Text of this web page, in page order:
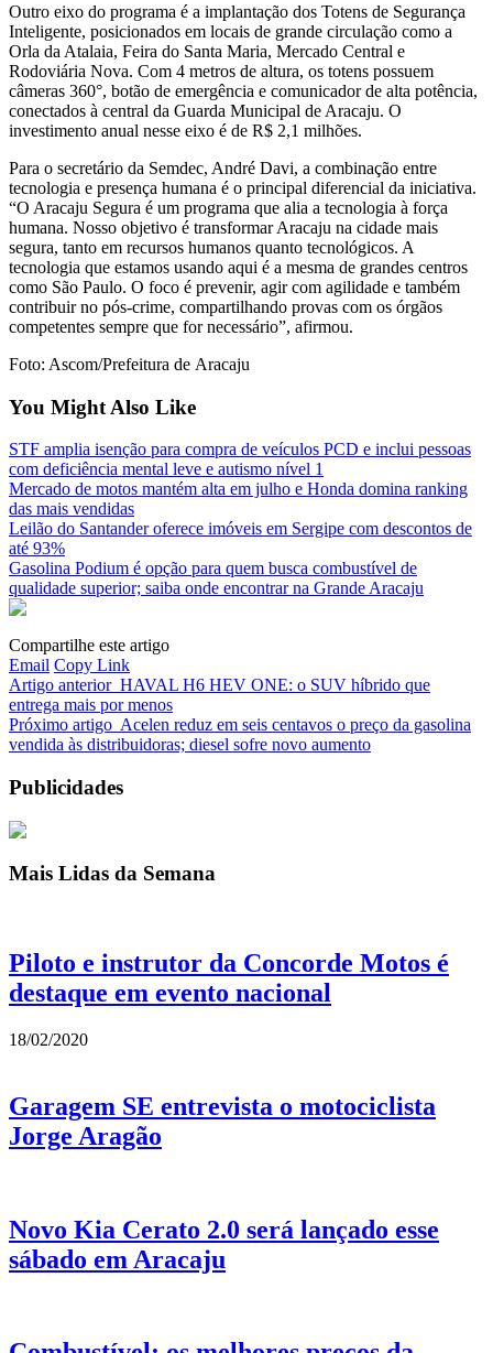
Outro eixo do programa é a implantação dos Totens de Segurança
Inteligente, posicionados em locais de grande circulação como a
Orla da Atalaia, Feira do Santa Maria, Mercado Central e
Rodoviária Nova. Com 4 metros de altura, os totens possuem
câmeras 360°, botão de emergência e comunicador de alta potência,
conectados à central da Guarda Municipal de Aracaju. O
investimento anual nesse eixo é de R$ 2,1 milhões.
Para o secretário da Semdec, André Davi, a combinação entre
tecnologia e presença humana é o principal diferencial da iniciativa.
“O Aracaju Segura é um programa que alia a tecnologia à força
humana. Nosso objetivo é transformar Aracaju na cidade mais
segura, tanto em recursos humanos quanto tecnológicos. A
tecnologia que estamos usando aqui é a mesma de grandes centros
como São Paulo. O foco é prevenir, agir com agilidade e também
contribuir no pós-crime, compartilhando provas com os órgãos
competentes sempre que for necessário”, afirmou.
Foto: Ascom/Prefeitura de Aracaju
You Might Also Like
STF amplia isenção para compra de veículos PCD e inclui pessoas
com deficiência mental leve e autismo nível 1
Mercado de motos mantém alta em julho e Honda domina ranking
das mais vendidas
Leilão do Santander oferece imóveis em Sergipe com descontos de
até 93%
Gasolina Podium é opção para quem busca combustível de
qualidade superior; saiba onde encontrar na Grande Aracaju
Compartilhe este artigo
Email Copy Link
Artigo anterior HAVAL H6 HEV ONE: o SUV híbrido que
entrega mais por menos
Próximo artigo Acelen reduz em seis centavos o preço da gasolina
vendida às distribuidoras; diesel sofre novo aumento
Publicidades
Mais Lidas da Semana
Piloto e instrutor da Concorde Motos é
destaque em evento nacional
18/02/2020
Garagem SE entrevista o motociclista
Jorge Aragão
Novo Kia Cerato 2.0 será lançado esse
sábado em Aracaju